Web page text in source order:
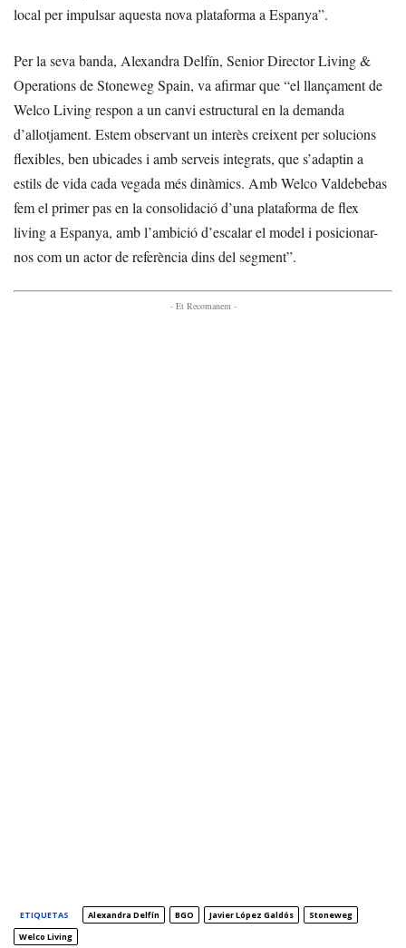
local per impulsar aquesta nova plataforma a Espanya”.
Per la seva banda, Alexandra Delfín, Senior Director Living &
Operations de Stoneweg Spain, va afirmar que “el llançament de
Welco Living respon a un canvi estructural en la demanda
d’allotjament. Estem observant un interès creixent per solucions
flexibles, ben ubicades i amb serveis integrats, que s’adaptin a
estils de vida cada vegada més dinàmics. Amb Welco Valdebebas
fem el primer pas en la consolidació d’una plataforma de flex
living a Espanya, amb l’ambició d’escalar el model i posicionar-
nos com un actor de referència dins del segment”.
- Et Recomanem -
ETIQUETAS Alexandra Delfín BGO Javier López Galdós
Stoneweg
Welco Living